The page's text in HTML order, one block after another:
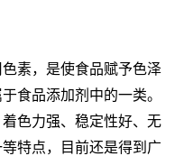
素，是使食品赋予色泽
食品添加剂中的一类。
色力强、稳定性好、无
特点，目前还是得到广